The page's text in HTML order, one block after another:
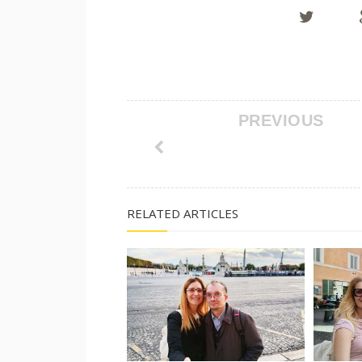
PREVIOUS
RELATED ARTICLES